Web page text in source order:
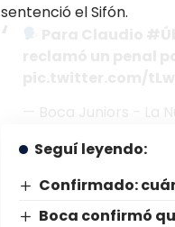
sentenció el Sifón.
— Boca Juniors - La
Seguí leyendo:
Confirmado:
Boca confirmó